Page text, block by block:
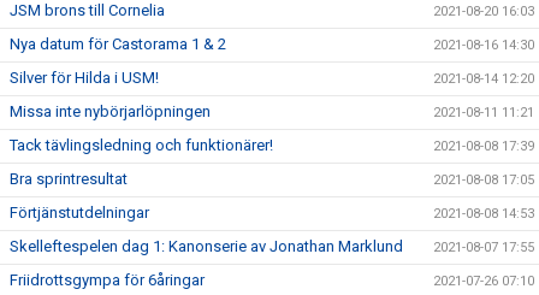
JSM brons till Cornelia 2021-08-20 16:03
Nya datum för Castorama 1 & 2 2021-08-16 14:30
Silver för Hilda i USM! 2021-08-14 12:20
Missa inte nybörjarlöpningen 2021-08-11 11:21
Tack tävlingsledning och funktionärer! 2021-08-08 17:39
Bra sprintresultat 2021-08-08 17:05
Förtjänstutdelningar 2021-08-08 14:53
Skelleftespelen dag 1: Kanonserie av Jonathan Marklund 2021-08-07 17:55
Friidrottsgympa för 6åringar 2021-07-26 07:10